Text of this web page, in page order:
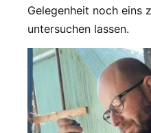
Gelegenheit noch eins
untersuchen lassen.